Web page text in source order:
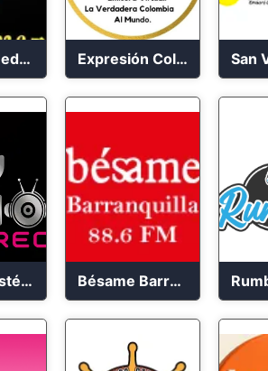
Oxígeno Medellín 90.9 FM en vivo Expresión Colombia Radio en vivo 24/7
Tu Radio Estéreo 24/7 Bésame Barranquilla en vivo 88.6 FM